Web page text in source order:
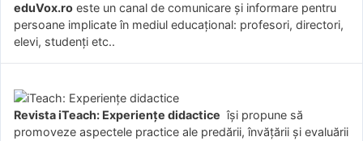
eduVox.ro este un canal de comunicare și informare pentru
persoane implicate în mediul educațional: profesori, directori,
elevi, studenți etc..
Revista iTeach: Experienţe didactice îşi propune să
promoveze aspectele practice ale predării, învăţării şi evaluării